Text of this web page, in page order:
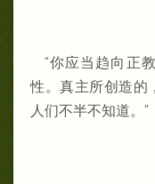
“你应当趋向正
性。真主所创造的
人们不半不知道。”